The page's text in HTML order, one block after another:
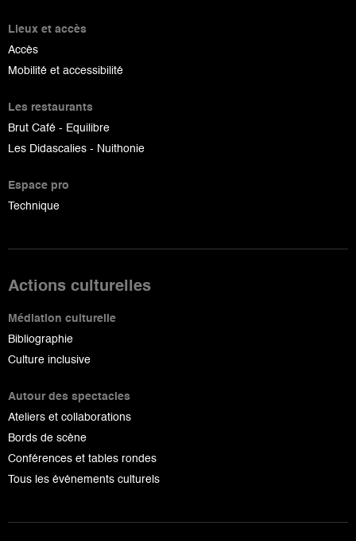
Lieux et accès
Accès
Mobilité et accessibilité
Les restaurants
Brut Café - Equilibre
Les Didascalies - Nuithonie
Espace pro
Technique
Actions culturelles
Médiation culturelle
Bibliographie
Culture inclusive
Autour des spectacles
Ateliers et collaborations
Bords de scène
Conférences et tables rondes
Tous les événements culturels